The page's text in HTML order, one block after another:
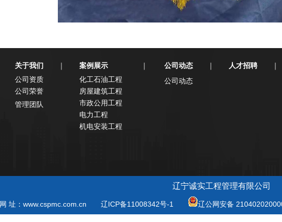
关于我们
公司资质
公司荣誉
管理团队
案例展示
化工石油工程
房屋建筑工程
市政公用工程
电力工程
机电安装工程
公司动态
公司动态
人才招聘
辽宁诚实工程管理有限公司
网 址： www.cspmc.com.cn 辽ICP备11008342号-1 辽公网安备